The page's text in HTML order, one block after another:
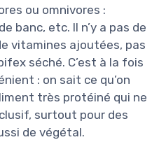
ou omnivores :
banc, etc. Il n’y a pas de
vitamines ajoutées, pas
séché. C’est à la fois
: on sait ce qu’on
très protéiné qui ne
surtout pour des
de végétal.